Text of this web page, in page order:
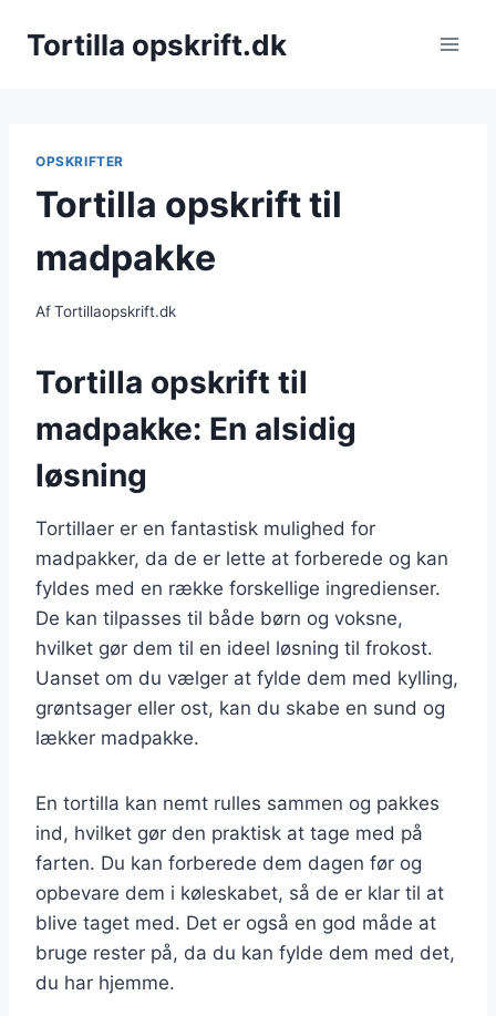
Tortilla opskrift.dk
OPSKRIFTER
Tortilla opskrift til
madpakke
AfTortillaopskrift.dk
Tortilla opskrift til
madpakke: En alsidig
løsning
Tortillaer er en fantastisk mulighed for
madpakker, da de er lette at forberede og kan
fyldes med en række forskellige ingredienser.
De kan tilpasses til både børn og voksne,
hvilket gør dem til en ideel løsning til frokost.
Uanset om du vælger at fylde dem med kylling,
grøntsager eller ost, kan du skabe en sund og
lækker madpakke.
En tortilla kan nemt rulles sammen og pakkes
ind, hvilket gør den praktisk at tage med på
farten. Du kan forberede dem dagen før og
opbevare dem i køleskabet, så de er klar til at
blive taget med. Det er også en god måde at
bruge rester på, da du kan fylde dem med det,
du har hjemme.